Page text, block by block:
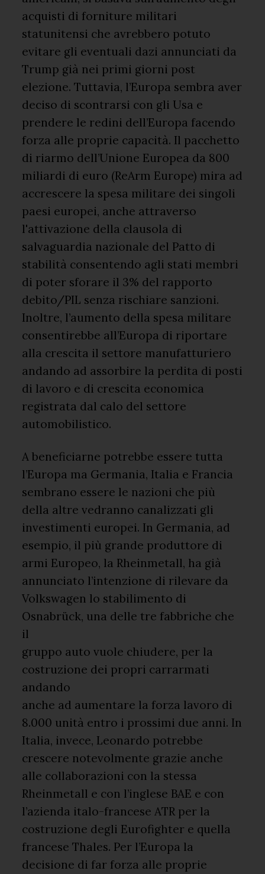
acquisti di forniture militari
statunitensi che avrebbero potuto
evitare gli eventuali dazi annunciati da
Trump già nei primi giorni post
elezione. Tuttavia, l’Europa sembra aver
deciso di scontrarsi con gli Usa e
prendere le redini dell’Europa facendo
forza alle proprie capacità. Il pacchetto
di riarmo dell’Unione Europea da 800
miliardi di euro (ReArm Europe) mira ad
accrescere la spesa militare dei singoli
paesi europei, anche attraverso
l'attivazione della clausola di
salvaguardia nazionale del Patto di
stabilità consentendo agli stati membri
di poter sforare il 3% del rapporto
debito/PIL senza rischiare sanzioni.
Inoltre, l’aumento della spesa militare
consentirebbe all’Europa di riportare
alla crescita il settore manufatturiero
andando ad assorbire la perdita di posti
di lavoro e di crescita economica
registrata dal calo del settore
automobilistico.
A beneficiarne potrebbe essere tutta
l’Europa ma Germania, Italia e Francia
sembrano essere le nazioni che più
della altre vedranno canalizzati gli
investimenti europei. In Germania, ad
esempio, il più grande produttore di
armi Europeo, la Rheinmetall, ha già
annunciato l’intenzione di rilevare da
Volkswagen lo stabilimento di
Osnabrück, una delle tre fabbriche che
il
gruppo auto vuole chiudere, per la
costruzione dei propri carrarmati
andando
anche ad aumentare la forza lavoro di
8.000 unità entro i prossimi due anni. In
Italia, invece, Leonardo potrebbe
crescere notevolmente grazie anche
alle collaborazioni con la stessa
Rheinmetall e con l’inglese BAE e con
l’azienda italo-francese ATR per la
costruzione degli Eurofighter e quella
francese Thales. Per l’Europa la
decisione di far forza alle proprie